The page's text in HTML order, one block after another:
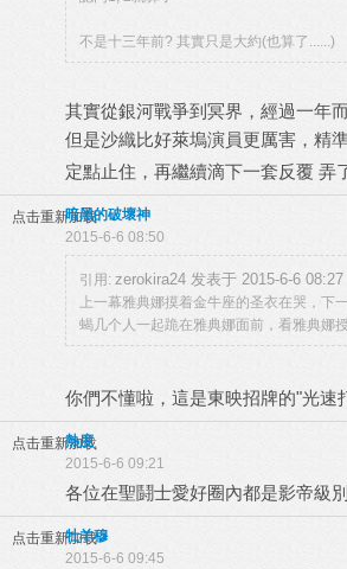
不是十三年前? 其實只是大約(也算了......)
其實從銀河戰爭到冥界，經過一年
但是沙織比好萊塢演員更厲害，精
定點止住，再繼續滴下一套反覆 弄
点击重新加载暗黑的破壞神
2015-6-6 08:50
引用: zerokira24 发表于 2015-6-6 08:27
上一幕雅典娜摸着金牛座的圣衣在哭，下
蝎几个人一起跪在雅典娜面前，看雅典娜授
你們不懂啦，這是東映招牌的"光速
点击重新加载
熱度
2015-6-6 09:21
各位在聖鬪士愛好圈內都是影帝級
点击重新加载
牡羊穆
2015-6-6 09:45